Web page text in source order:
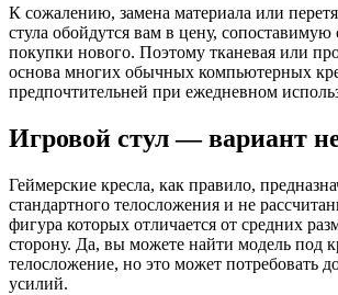
К сожалению, замена материала или
стула обойдутся вам в цену,
покупки нового. Поэтому тканевая или
основа многих обычных компьютерных
предпочтительней при ежедневном
Игровой стул — вариант
Геймерские кресла, как правило,
стандартного телосложения и не
фигура которых отличается от средних
сторону. Да, вы можете найти модель под
телосложение, но это может потребовать
усилий.